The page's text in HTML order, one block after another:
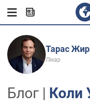
Тарас
Лікар
Блог | Коли